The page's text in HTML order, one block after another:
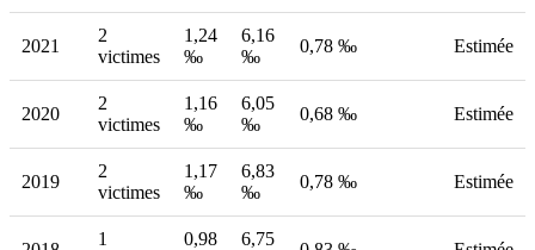
2021
2
victimes
1,24
‰
6,16
‰
0,78 ‰ Estimée
2020
2
victimes
1,16
‰
6,05
‰
0,68 ‰ Estimée
2019
2
victimes
1,17
‰
6,83
‰
0,78 ‰ Estimée
1
0,98
6,75